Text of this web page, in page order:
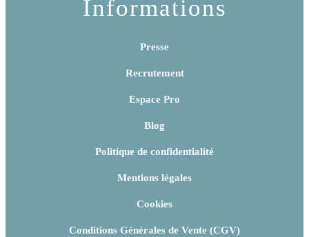
Informations
Presse
Recrutement
Espace Pro
Blog
Politique de confidentialité
Mentions légales
Cookies
Conditions Générales de Vente (CGV)